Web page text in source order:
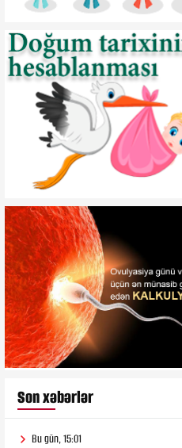
Son xəbərlər
Bu gün, 15:01